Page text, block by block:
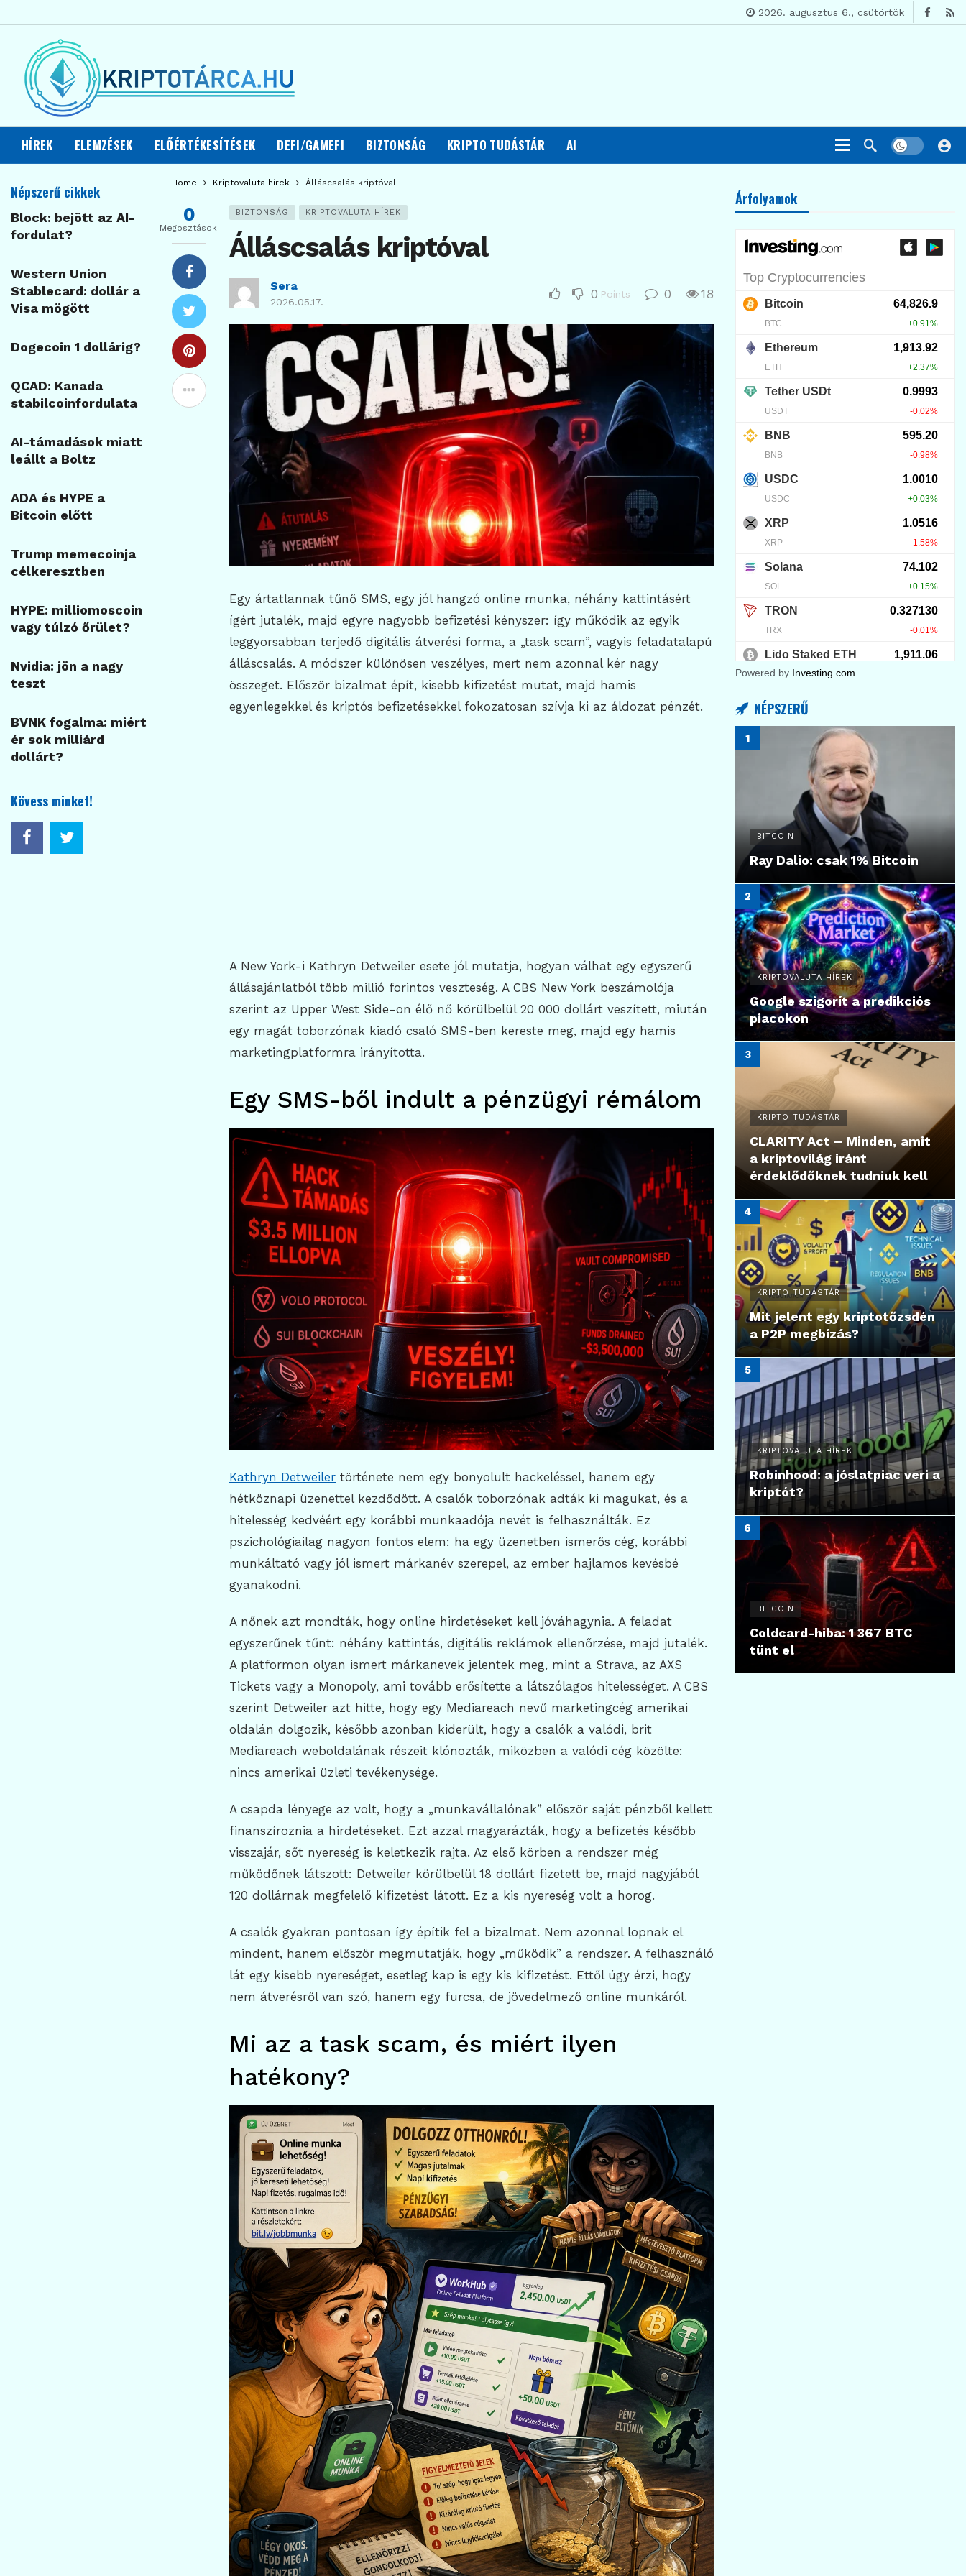
2026. augusztus 6., csütörtök
HÍREK ELEMZÉSEK ELŐÉRTÉKESÍTÉSEK DEFI/GAMEFI BIZTONSÁG KRIPTO TUDÁSTÁR AI
Home Kriptovaluta hírek Álláscsalás kriptóval
BIZTONSÁG KRIPTOVALUTA HÍREK
Álláscsalás kriptóval
Sera
2026.05.17.
0 Points 0 18
0
Megosztások:
Egy ártatlannak tűnő SMS, egy jól hangzó online munka, néhány kattintásért
ígért jutalék, majd egyre nagyobb befizetési kényszer: így működik az egyik
leggyorsabban terjedő digitális átverési forma, a „task scam”, vagyis feladatalapú
álláscsalás. A módszer különösen veszélyes, mert nem azonnal kér nagy
összeget. Először bizalmat épít, kisebb kifizetést mutat, majd hamis
egyenlegekkel és kriptós befizetésekkel fokozatosan szívja ki az áldozat pénzét.
A New York-i Kathryn Detweiler esete jól mutatja, hogyan válhat egy egyszerű
állásajánlatból több millió forintos veszteség. A CBS New York beszámolója
szerint az Upper West Side-on élő nő körülbelül 20 000 dollárt veszített, miután
egy magát toborzónak kiadó csaló SMS-ben kereste meg, majd egy hamis
marketingplatformra irányította.
Egy SMS-ből indult a pénzügyi rémálom
Kathryn Detweiler története nem egy bonyolult hackeléssel, hanem egy
hétköznapi üzenettel kezdődött. A csalók toborzónak adták ki magukat, és a
hitelesség kedvéért egy korábbi munkaadója nevét is felhasználták. Ez
pszichológiailag nagyon fontos elem: ha egy üzenetben ismerős cég, korábbi
munkáltató vagy jól ismert márkanév szerepel, az ember hajlamos kevésbé
gyanakodni.
A nőnek azt mondták, hogy online hirdetéseket kell jóváhagynia. A feladat
egyszerűnek tűnt: néhány kattintás, digitális reklámok ellenőrzése, majd jutalék.
A platformon olyan ismert márkanevek jelentek meg, mint a Strava, az AXS
Tickets vagy a Monopoly, ami tovább erősítette a látszólagos hitelességet. A CBS
szerint Detweiler azt hitte, hogy egy Mediareach nevű marketingcég amerikai
oldalán dolgozik, később azonban kiderült, hogy a csalók a valódi, brit
Mediareach weboldalának részeit klónozták, miközben a valódi cég közölte:
nincs amerikai üzleti tevékenysége.
A csapda lényege az volt, hogy a „munkavállalónak” először saját pénzből kellett
finanszíroznia a hirdetéseket. Ezt azzal magyarázták, hogy a befizetés később
visszajár, sőt nyereség is keletkezik rajta. Az első körben a rendszer még
működőnek látszott: Detweiler körülbelül 18 dollárt fizetett be, majd nagyjából
120 dollárnak megfelelő kifizetést látott. Ez a kis nyereség volt a horog.
A csalók gyakran pontosan így építik fel a bizalmat. Nem azonnal lopnak el
mindent, hanem először megmutatják, hogy „működik” a rendszer. A felhasználó
lát egy kisebb nyereséget, esetleg kap is egy kis kifizetést. Ettől úgy érzi, hogy
nem átverésről van szó, hanem egy furcsa, de jövedelmező online munkáról.
Mi az a task scam, és miért ilyen
hatékony?
Árfolyamok
Powered by Investing.com
NÉPSZERŰ
BITCOIN
Ray Dalio: csak 1% Bitcoin
KRIPTOVALUTA HÍREK
Google szigorít a predikciós
piacokon
KRIPTO TUDÁSTÁR
CLARITY Act – Minden, amit
a kriptovilág iránt
érdeklődőknek tudniuk kell
KRIPTO TUDÁSTÁR
Mit jelent egy kriptotőzsdén
a P2P megbízás?
KRIPTOVALUTA HÍREK
Robinhood: a jóslatpiac veri a
kriptót?
BITCOIN
Coldcard-hiba: 1 367 BTC
tűnt el
Népszerű cikkek
Block: bejött az AI-
fordulat?
Western Union
Stablecard: dollár a
Visa mögött
Dogecoin 1 dollárig?
QCAD: Kanada
stabilcoinfordulata
AI-támadások miatt
leállt a Boltz
ADA és HYPE a
Bitcoin előtt
Trump memecoinja
célkeresztben
HYPE: milliomoscoin
vagy túlzó őrület?
Nvidia: jön a nagy
teszt
BVNK fogalma: miért
ér sok milliárd
dollárt?
Kövess minket!